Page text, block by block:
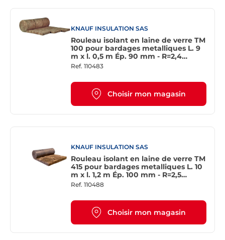
KNAUF INSULATION SAS
Rouleau isolant en laine de verre TM
100 pour bardages metalliques L. 9
m x l. 0,5 m Ép. 90 mm - R=2,4
m².K/W
Ref. 110483
Choisir mon magasin
KNAUF INSULATION SAS
Rouleau isolant en laine de verre TM
415 pour bardages metalliques L. 10
m x l. 1,2 m Ép. 100 mm - R=2,5
m².K/W
Ref. 110488
Choisir mon magasin